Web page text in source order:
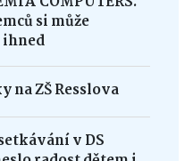
si může
na ZŠ Resslova
v DS